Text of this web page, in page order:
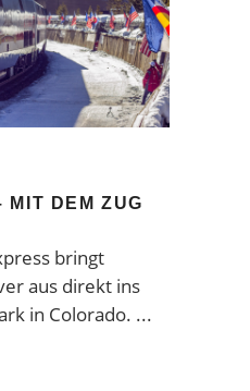
MIT DEM ZUG
bringt
aus direkt ins
in Colorado.